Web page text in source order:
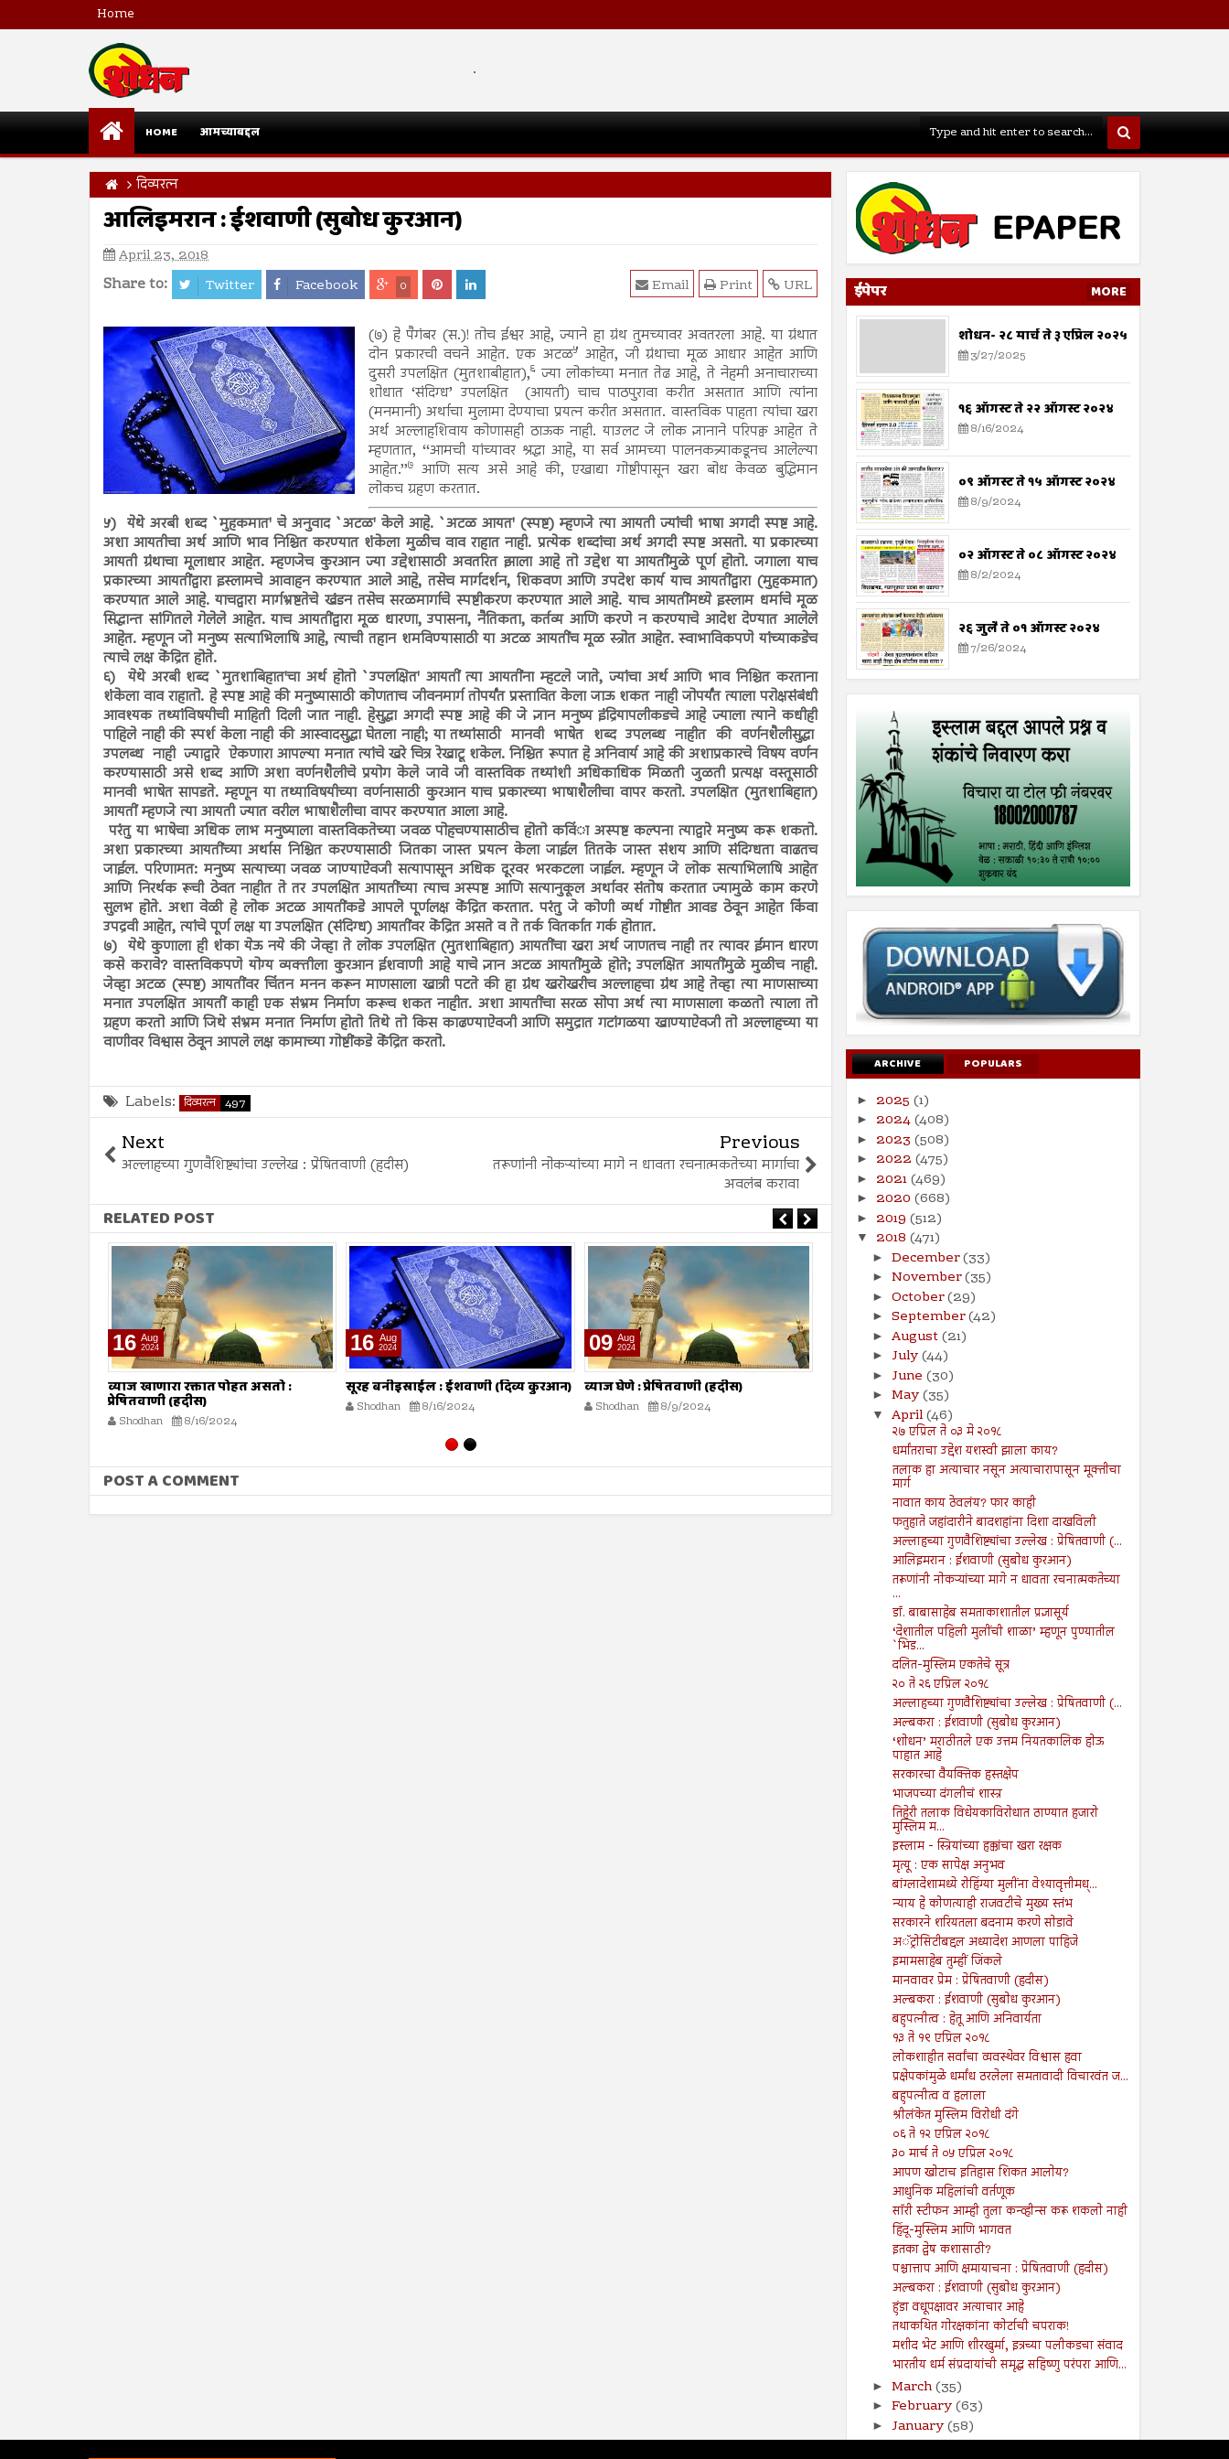
Home
.
HOME आमच्याबद्दल
दिव्यरत्न
आलिइमरान : ईशवाणी (सुबोध कुरआन)
April 23, 2018
Share to: Twitter Facebook 0 URL
Print
Email
(७) हे पैगंबर (स.)! तोच ईश्वर आहे, ज्याने हा ग्रंथ तुमच्यावर अवतरला आहे. या ग्रंथात
दोन प्रकारची वचने आहेत. एक अटळ५ आहेत, जी ग्रंथाचा मूळ आधार आहेत आणि
दुसरी उपलक्षित (मुतशाबीहात),६ ज्या लोकांच्या मनात तेढ आहे, ते नेहमी अनाचाराच्या
शोधात ‘संदिग्ध’ उपलक्षित (आयती) चाच पाठपुरावा करीत असतात आणि त्यांना
(मनमानी) अर्थाचा मुलामा देण्याचा प्रयत्न करीत असतात. वास्तविक पाहता त्यांचा खरा
अर्थ अल्लाहशिवाय कोणासही ठाऊक नाही. याउलट जे लोक ज्ञानाने परिपक्व आहेत ते
म्हणतात, ‘‘आमची यांच्यावर श्रद्धा आहे, या सर्व आमच्या पालनकत्र्याकडूनच आलेल्या
आहेत.’’७ आणि सत्य असे आहे की, एखाद्या गोष्टीपासून खरा बोध केवळ बुद्धिमान
लोकच ग्रहण करतात.
५) येथे अरबी शब्द `मुहकमात' चे अनुवाद `अटळ' केले आहे. `अटळ आयत' (स्पष्ट) म्हणजे त्या आयती ज्यांची भाषा अगदी स्पष्ट आहे.
अशा आयतीचा अर्थ आणि भाव निश्चित करण्यात शंकेला मुळीच वाव राहात नाही. प्रत्येक शब्दांचा अर्थ अगदी स्पष्ट असतो. या प्रकारच्या
आयती ग्रंथाचा मूलाधार आहेत. म्हणजेच कुरआन ज्या उद्देशासाठी अवतरित झाला आहे तो उद्देश या आयतींमुळे पूर्ण होतो. जगाला याच
प्रकारच्या आयतींद्वारा इस्लामचे आवाहन करण्यात आले आहे, तसेच मार्गदर्शन, शिकवण आणि उपदेश कार्य याच आयतींद्वारा (मुहकमात)
करण्यात आले आहे. याचद्वारा मार्गभ्रष्टतेचे खंडन तसेच सरळमार्गाचे स्पष्टीकरण करण्यात आले आहे. याच आयतींमध्ये इस्लाम धर्माचे मूळ
सिद्धान्त सांगितले गेलेले आहेत. याच आयतींद्वारा मूळ धारणा, उपासना, नैतिकता, कर्तव्य आणि करणे न करण्याचे आदेश देण्यात आलेले
आहेत. म्हणून जो मनुष्य सत्याभिलाषि आहे, त्याची तहान शमविण्यासाठी या अटळ आयतींच मूळ स्त्रोत आहेत. स्वाभाविकपणे यांच्याकडेच
त्याचे लक्ष केंद्रित होते.
६) येथे अरबी शब्द `मुतशाबिहात'चा अर्थ होतो `उपलक्षित' आयतीं त्या आयतींना म्हटले जाते, ज्यांचा अर्थ आणि भाव निश्चित करताना
शंकेला वाव राहातो. हे स्पष्ट आहे की मनुष्यासाठी कोणताच जीवनमार्ग तोपर्यंत प्रस्तावित केला जाऊ शकत नाही जोपर्यंत त्याला परोक्षसंबंधी
आवश्यक तथ्यांविषयीची माहिती दिली जात नाही. हेसुद्धा अगदी स्पष्ट आहे की जे ज्ञान मनुष्य इंद्रियापलीकडचे आहे ज्याला त्याने कधीही
पाहिले नाही की स्पर्श केला नाही की आस्वादसुद्धा घेतला नाही; या तथ्यांसाठी मानवी भाषेत शब्द उपलब्ध नाहीत की वर्णनशैलीसुद्धा
उपलब्ध नाही ज्याद्वारे ऐकणारा आपल्या मनात त्यांचे खरे चित्र रेखाटू शकेल. निश्चित रूपात हे अनिवार्य आहे की अशाप्रकारचे विषय वर्णन
करण्यासाठी असे शब्द आणि अशा वर्णनशैलीचे प्रयोग केले जावे जी वास्तविक तथ्यांशी अधिकाधिक मिळती जुळती प्रत्यक्ष वस्तूसाठी
मानवी भाषेत सापडते. म्हणून या तथ्याविषयीच्या वर्णनासाठी कुरआन याच प्रकारच्या भाषाशैलीचा वापर करतो. उपलक्षित (मुतशाबिहात)
आयतीं म्हणजे त्या आयती ज्यात वरील भाषाशैलीचा वापर करण्यात आला आहे.
परंतु या भाषेचा अधिक लाभ मनुष्याला वास्तविकतेच्या जवळ पोहचण्यासाठीच होतो कविंा अस्पष्ट कल्पना त्याद्वारे मनुष्य करू शकतो.
अशा प्रकारच्या आयतींच्या अर्थास निश्चित करण्यासाठी जितका जास्त प्रयत्न केला जाईल तितके जास्त संशय आणि संदिग्धता वाढतच
जाईल. परिणामत: मनुष्य सत्याच्या जवळ जाण्याऐवजी सत्यापासून अधिक दूरवर भरकटला जाईल. म्हणून जे लोक सत्याभिलाषि आहेत
आणि निरर्थक रूची ठेवत नाहीत ते तर उपलक्षित आयतींच्या त्याच अस्पष्ट आणि सत्यानुकूल अर्थावर संतोष करतात ज्यामुळे काम करणे
सुलभ होते. अशा वेळी हे लोक अटळ आयतींकडे आपले पूर्णलक्ष केंद्रित करतात. परंतु जे कोणी व्यर्थ गोष्टीत आवड ठेवून आहेत किंवा
उपद्रवी आहेत, त्यांचे पूर्ण लक्ष या उपलक्षित (संदिग्ध) आयतींवर केंद्रित असते व ते तर्क वितर्कात गर्क होतात.
७) येथे कुणाला ही शंका येऊ नये की जेव्हा ते लोक उपलक्षित (मुतशाबिहात) आयतींचा खरा अर्थ जाणतच नाही तर त्यावर ईमान धारण
कसे करावे? वास्तविकपणे योग्य व्यक्तीला कुरआन ईशवाणी आहे याचे ज्ञान अटळ आयतींमुळे होते; उपलक्षित आयतींमुळे मुळीच नाही.
जेव्हा अटळ (स्पष्ट) आयतींवर चिंतन मनन करून माणसाला खात्री पटते की हा ग्रंथ खरोखरीच अल्लाहचा ग्रंथ आहे तेव्हा त्या माणसाच्या
मनात उपलक्षित आयतीं काही एक संभ्रम निर्माण करूच शकत नाहीत. अशा आयतींचा सरळ सोपा अर्थ त्या माणसाला कळतो त्याला तो
ग्रहण करतो आणि जिथे संभ्रम मनात निर्माण होतो तिथे तो किस काढण्याऐवजी आणि समुद्रात गटांगळया खाण्याऐवजी तो अल्लाहच्या या
वाणीवर विश्वास ठेवून आपले लक्ष कामाच्या गोष्टींकडे केंद्रित करतो.
Labels: दिव्यरत्न 497
Next
अल्लाहच्या गुणवैशिष्ट्यांचा उल्लेख : प्रेषितवाणी (हदीस)
Previous
तरूणांनी नोकऱ्यांच्या मागे न धावता रचनात्मकतेच्या मार्गाचा
अवलंब करावा
RELATED POST
16 Aug
2024
सूरह बनीइस्राईल : ईशवाणी (दिव्य कुरआन)
Shodhan 8/16/2024
09 Aug
2024
व्याज घेणे : प्रेषितवाणी (हदीस)
Shodhan 8/9/2024
26 Jul
2024
मोजमापात तफावत करणे : प्रेषितवाणी
(हदीस)
सूरह बनीइस्राईल : : ईशवाणी (दिव्य
Shodhan 7/26/2024
POST A COMMENT
ईपेपर MORE
शोधन- २८ मार्च ते ३ एप्रिल २०२५
3/27/2025
१६ ऑगस्ट ते २२ ऑगस्ट २०२४
8/16/2024
०९ ऑगस्ट ते १५ ऑगस्ट २०२४
8/9/2024
०२ ऑगस्ट ते ०८ ऑगस्ट २०२४
8/2/2024
२६ जुलै ते ०१ ऑगस्ट २०२४
7/26/2024
ARCHIVE POPULARS
► 2025 (1)
► 2024(408)
► 2023 (508)
► 2022 (475)
► 2021(469)
► 2020 (668)
► 2019 (512)
▼ 2018 (471)
► December(33)
► November(35)
► October(29)
► September(42)
► August(21)
► July(44)
► June (30)
► May(35)
▼ April(46)
२७ एप्रिल ते ०३ मे २०१८
धर्मांतराचा उद्देश यशस्वी झाला काय?
तलाक हा अत्याचार नसून अत्याचारापासून मूक्तीचा
मार्ग
नावात काय ठेवलंय? फार काही
फतुहाते जहांदारीने बादशहांना दिशा दाखविली
अल्लाहच्या गुणवैशिष्ट्यांचा उल्लेख : प्रेषितवाणी (...
आलिइमरान : ईशवाणी (सुबोध कुरआन)
तरूणांनी नोकऱ्यांच्या मागे न धावता रचनात्मकतेच्या
...
डॉ. बाबासाहेब समताकाशातील प्रज्ञासूर्य
‘देशातील पहिली मुलींची शाळा’ म्हणून पुण्यातील
`भिड...
दलित-मुस्लिम एकतेचे सूत्र
२० ते २६ एप्रिल २०१८
अल्लाहच्या गुणवैशिष्ट्यांचा उल्लेख : प्रेषितवाणी (...
अल्बकरा : ईशवाणी (सुबोध कुरआन)
‘शोधन’ मराठीतले एक उत्तम नियतकालिक होऊ
पाहात आहे
सरकारचा वैयक्तिक हस्तक्षेप
भाजपच्या दंगलीचं शास्त्र
तिहेरी तलाक विधेयकाविरोधात ठाण्यात हजारो
मुस्लिम म...
इस्लाम - स्त्रियांच्या हक्कांचा खरा रक्षक
मृत्यू : एक सापेक्ष अनुभव
बांग्लादेशामध्ये रोहिंग्या मुलींना वेश्यावृत्तीमध्...
न्याय हे कोणत्याही राजवटीचे मुख्य स्तंभ
सरकारने शरियतला बदनाम करणे सोडावे
अॅट्रोसिटीबद्दल अध्यादेश आणला पाहिजे
इमामसाहेब तुम्हीं जिंकले
मानवावर प्रेम : प्रेषितवाणी (हदीस)
अल्बकरा : ईशवाणी (सुबोध कुरआन)
बहुपत्नीत्व : हेतू आणि अनिवार्यता
१३ ते १९ एप्रिल २०१८
लोकशाहीत सर्वांचा व्यवस्थेवर विश्वास हवा
प्रक्षेपकांमुळे धर्मांध ठरलेला समतावादी विचारवंत ज...
बहुपत्नीत्व व हलाला
श्रीलंकेत मुस्लिम विरोधी दंगे
०६ ते १२ एप्रिल २०१८
३० मार्च ते ०५ एप्रिल २०१८
आपण खोटाच इतिहास शिकत आलोय?
आधुनिक महिलांची वर्तणूक
सॉरी स्टीफन आम्ही तुला कन्व्हीन्स करू शकलो नाही
हिंदू-मुस्लिम आणि भागवत
इतका द्वेष कशासाठी?
पश्चात्ताप आणि क्षमायाचना : प्रेषितवाणी (हदीस)
अल्बकरा : ईशवाणी (सुबोध कुरआन)
हुंडा वधूपक्षावर अत्याचार आहे
तथाकथित गोरक्षकांना कोर्टाची चपराक!
मशीद भेट आणि शीरखुर्मा, इत्रच्या पलीकडचा संवाद
भारतीय धर्म संप्रदायांची समृद्ध सहिष्णु परंपरा आणि...
► March(35)
► February(63)
► January(58)
►2017(141)